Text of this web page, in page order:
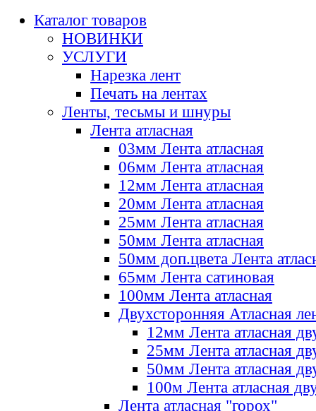
Каталог товаров
НОВИНКИ
УСЛУГИ
Нарезка лент
Печать на лентах
Ленты, тесьмы и шнуры
Лента атласная
03мм Лента атласная
06мм Лента атласная
12мм Лента атласная
20мм Лента атласная
25мм Лента атласная
50мм Лента атласная
50мм доп.цвета Лента
65мм Лента сатиновая
100мм Лента атласная
Двухсторонняя Атласная
12мм Лента атласная
25мм Лента атласная
50мм Лента атласная
100м Лента атласная
Лента атласная "горох"